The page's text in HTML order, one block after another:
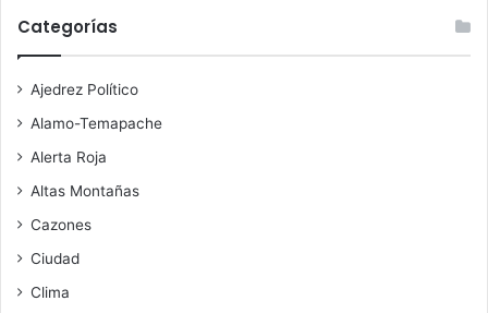
Categorías
Ajedrez Político
Alamo-Temapache
Alerta Roja
Altas Montañas
Cazones
Ciudad
Clima